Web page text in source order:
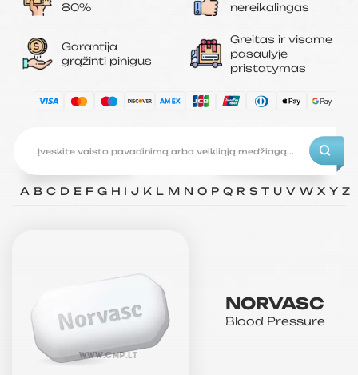
80%
nereikalingas
Garantija
grąžinti pinigus
Greitas ir visame
pasaulyje
pristatymas
A B C D E F G H I J K L M N O P Q R S T U V W X Y Z
NORVASC
Blood Pressure